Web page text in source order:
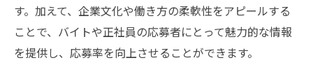
す。加えて、企業文化や働き方の柔軟性をアピールする
ことで、バイトや正社員の応募者にとって魅力的な情報
を提供し、応募率を向上させることができます。